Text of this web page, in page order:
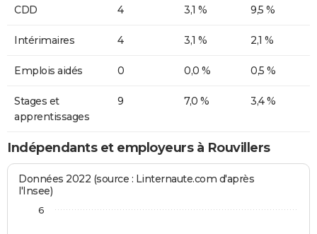
CDD 4 3,1 % 9,5 %
Intérimaires 4 3,1 % 2,1 %
Emplois aidés 0 0,0 % 0,5 %
Stages et
apprentissages
9 7,0 % 3,4 %
Indépendants et employeurs à Rouvillers
Données 2022 (source : Linternaute.com d'après
l'Insee)
6